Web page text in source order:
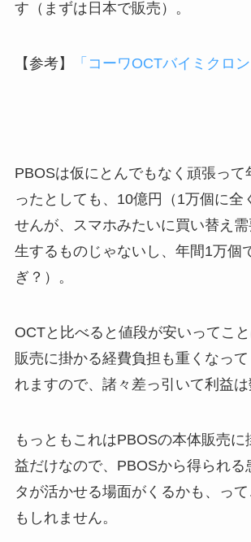
す（まずは日本で販売）。
【参考】 「コーワOCTバイミクロ
PBOSは仮にとんでもなく頑張って
ったとしても、10億円（1万個に全
せんが、スマホみたいに買い替え
生するものじゃないし、年間1万個
ぎ？）。
OCTと比べると値段が安いってこと
販売に掛かる経費負担も重くなっ
れますので、諸々差っ引いて利益は
もっともこれはPBOSの本体販売に
益だけなので、PBOSから得られる
タが活かせる場面がくるかも、っ
もしれません。